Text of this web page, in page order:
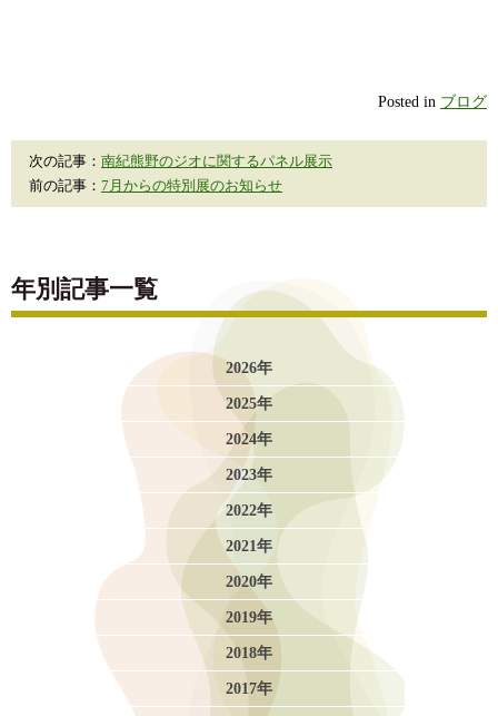
Posted in ブログ
次の記事： 南紀熊野のジオに関するパネル展示
前の記事： 7月からの特別展のお知らせ
年別記事一覧
2026年
2025年
2024年
2023年
2022年
2021年
2020年
2019年
2018年
2017年